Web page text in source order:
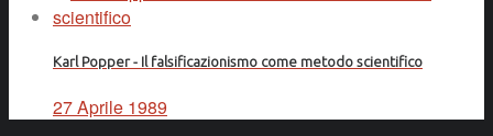
Karl Popper - Il falsificazionismo come metodo scientifico
27 Aprile 1989